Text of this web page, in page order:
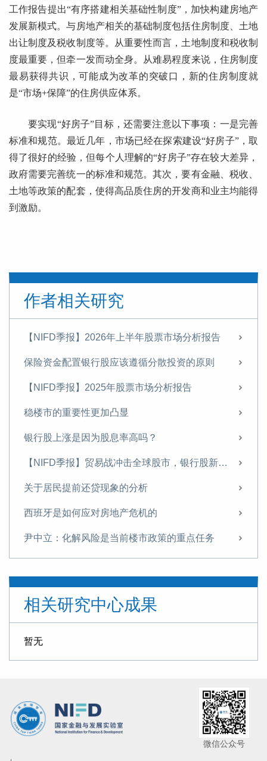
工作报告提出“有序搭建相关基础性制度”，加快构建房地产
发展新模式。与房地产相关的基础制度包括住房制度、土地
出让制度及税收制度等。从重要性而言，土地制度和税收制
度最重要，但牵一发而动全身。从难易程度来说，住房制度
最易获得共识，可能成为改革的突破口，新的住房制度就
是“市场+保障”的住房供应体系。
要实现“好房子”目标，还需要注意以下事项：一是完善
标准和规范。最近几年，市场已经在探索建设“好房子”，取
得了很好的经验，但每个人理解的“好房子”存在较大差异，
政府需要完善统一的标准和规范。其次，要有金融、税收、
土地等政策的配套，使得高品质住房的开发商和业主均能得
到激励。
作者相关研究
【NIFD季报】2026年上半年股票市场分析报告
保险资金配置银行股应该遵循分散投资的原则
【NIFD季报】2025年股票市场分析报告
稳楼市的重要性更加凸显
银行股上涨是因为股息率高吗？
【NIFD季报】贸易战冲击全球股市，银行股新高之后存隐忧——2025年第二季度股票市场
关于居民提前还贷现象的分析
西班牙是如何应对房地产危机的
尹中立：化解风险是当前楼市政策的重点任务
【NIFD季报】政策刺激促股市回升 重组概念股波动加大——2024年度股票市场
尹中立：征收房地产税的难点及对策
货币政策如何支持住房租赁业发展？
【NIFD季报】股市走势分化 新规则引领股市凤凰涅槃——2024Q2股票市场
相关研究中心成果
暂无
微信公众号